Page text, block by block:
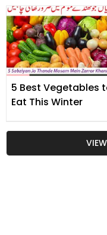
دوسری شادی کیوں
ہوئی؟
5 Best Vegetables
Eat This Winter